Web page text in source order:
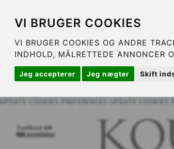
VI BRUGER COOKIES
VI BRUGER COOKIES OG ANDRE
INDHOLD, MÅLRETTEDE ANNONCER
Jeg accepterer Jeg nægter Skift
UPDATE COOKIES PREFERENCES UPDATE COOKIES